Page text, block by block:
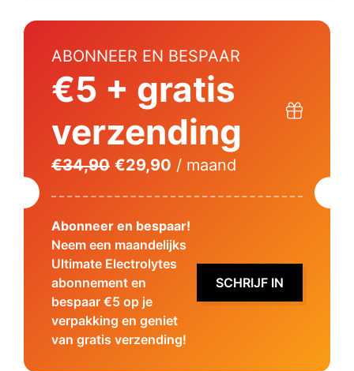
GRATIS
aantal
ABONNEER EN BESPAAR
€5 + gratis
verzending
€34,90 Oorspronkelijke
€34,90.
€29,90 Huidige
€29,90.
/ maand
Abonneer en bespaar!
Neem een maandelijks
Ultimate Electrolytes
abonnement en
bespaar €5 op je
verpakking en geniet
van gratis verzending!
SCHRIJF IN